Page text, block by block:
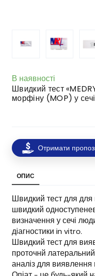
В наявності
Швидкий тест
морфіну (MOP) у сечі
Отримати
ОПИС
Швидкий тест для
швидкий
визначення у сечі
діагностики in vitro.
Швидкий тест для
проточнй
аналіз для